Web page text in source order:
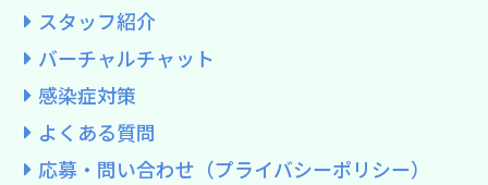
スタッフ紹介
バーチャルチャット
感染症対策
よくある質問
応募・問い合わせ（プライバシーポリシー）